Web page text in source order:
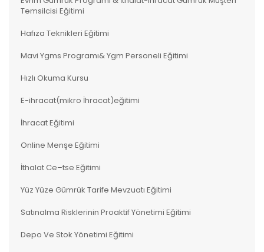
Temsilcisi Eğitimi
Hafıza Teknikleri Eğitimi
Mavi Ygms Programı& Ygm Personeli Eğitimi
Hızlı Okuma Kursu
E-ihracat(mikro İhracat)eğitimi
İhracat Eğitimi
Online Menşe Eğitimi
İthalat Ce–tse Eğitimi
Yüz Yüze Gümrük Tarife Mevzuatı Eğitimi
Satınalma Risklerinin Proaktif Yönetimi Eğitimi
Depo Ve Stok Yönetimi Eğitimi